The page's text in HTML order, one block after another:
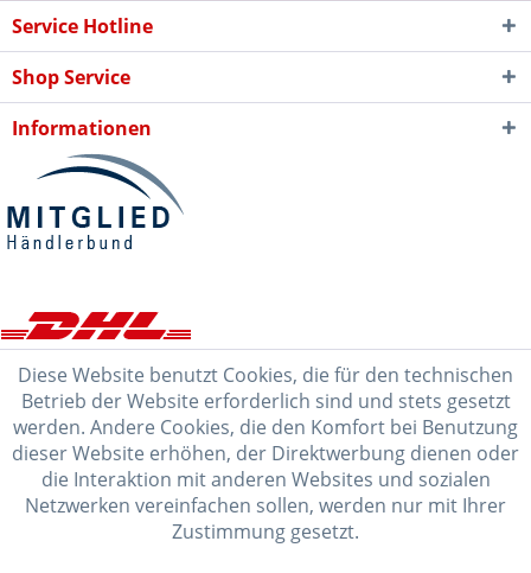
Service Hotline
Shop Service
Informationen
Diese Website benutzt Cookies, die für den technischen
Betrieb der Website erforderlich sind und stets gesetzt
werden. Andere Cookies, die den Komfort bei Benutzung
dieser Website erhöhen, der Direktwerbung dienen oder
die Interaktion mit anderen Websites und sozialen
Netzwerken vereinfachen sollen, werden nur mit Ihrer
Zustimmung gesetzt.